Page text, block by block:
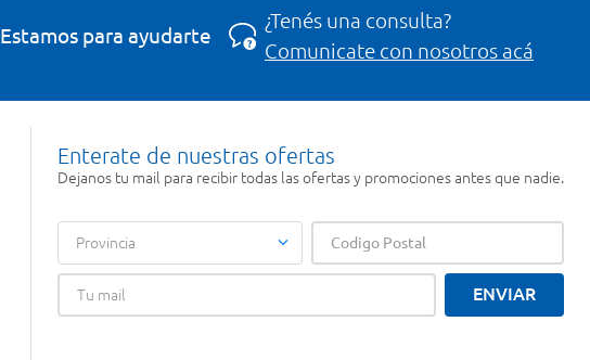
Estamos para ayudarte
¿Tenés una consulta?
Comunicate con nosotros acá
Enterate de nuestras ofertas
Dejanos tu mail para recibir todas las ofertas y promociones antes que nadie.
Provincia
ENVIAR